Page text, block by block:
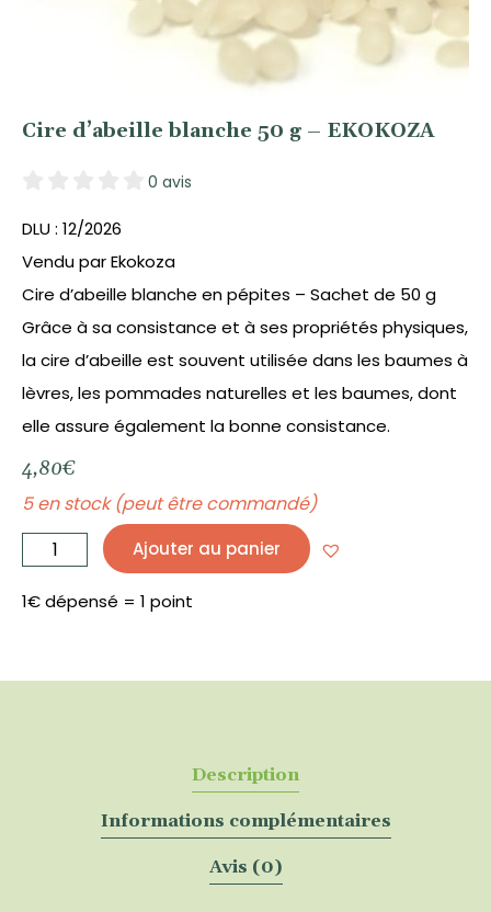
Cire d’abeille blanche 50 g – EKOKOZA
0 avis
DLU : 12/2026
Vendu par Ekokoza
Cire d’abeille blanche en pépites – Sachet de 50 g
Grâce à sa consistance et à ses propriétés physiques,
la cire d’abeille est souvent utilisée dans les baumes à
lèvres, les pommades naturelles et les baumes, dont
elle assure également la bonne consistance.
4,80€
5 en stock (peut être commandé)
de
d'abeille
blanche
g
-
EKOKOZA
Ajouter au panier
1€ dépensé = 1 point
Description
Informations complémentaires
Avis (0)